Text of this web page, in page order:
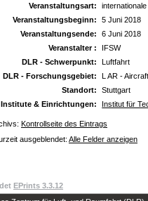
Veranstaltungsart:
Veranstaltungsbeginn:
5 Juni 2018
Veranstaltungsende:
6 Juni 2018
Veranstalter :
IFSW
DLR - Schwerpunkt:
Luftfahrt
DLR - Forschungsgebiet:
L AR -
Standort:
Stuttgart
Institute & Einrichtungen:
Institut für
Kontrollseite des Eintrags
ausgeblendet: Alle Felder anzeigen
EPrints 3.3.12